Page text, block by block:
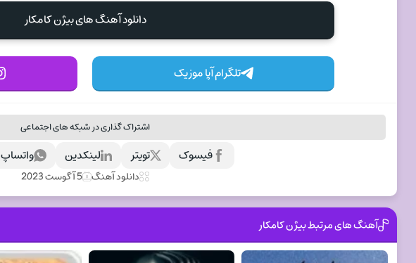
دانلود آهنگ های بیژن کامکار
تلگرام آپا موزیک
اشتراک گذاری در شبکه های اجتماعی
واتساپ لینکدین تویتر فیسوک
دانلود آهنگ 5 آگوست 2023
آهنگ های مرتبط بیژن کامکار